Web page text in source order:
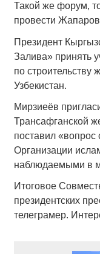
Такой же форум,
провести
Президент
Залива» принять
по строительству
Узбекистан.
Мирзиеёв
Трансафганской
поставил
Организации
наблюдаемыми в
Итоговое
президентских
телеграмер.